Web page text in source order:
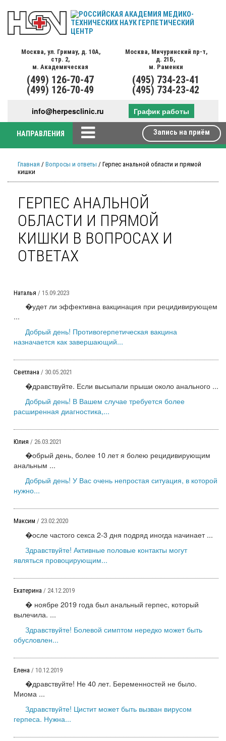
Москва, ул. Гримау, д. 10А,
стр. 2,
м. Академическая
(499) 126-70-47
(499) 126-70-49
Москва, Мичуринский пр-т,
д. 21Б,
м. Раменки
(495) 734-23-41
(495) 734-23-42
info@herpesclinic.ru График работы
НАПРАВЛЕНИЯ Запись на приём
Главная / Вопросы и ответы / Герпес анальной области и прямой
кишки
ГЕРПЕС АНАЛЬНОЙ
ОБЛАСТИ И ПРЯМОЙ
КИШКИ В ВОПРОСАХ И
ОТВЕТАХ
Наталья / 15.09.2023
�удет ли эффективна вакцинация при рецидивирующем
...
Добрый день! Противогерпетическая вакцина
назначается как завершающий...
Светлана / 30.05.2021
�дравствуйте. Если высыпали прыши около анального ...
Добрый день! В Вашем случае требуется более
расширенная диагностика,...
Юлия / 26.03.2021
�обрый день, более 10 лет я болею рецидивирующим
анальным ...
Добрый день! У Вас очень непростая ситуация, в которой
нужно...
Максим / 23.02.2020
�осле частого секса 2-3 дня подряд иногда начинает ...
Здравствуйте! Активные половые контакты могут
являться провоцирующим...
Екатерина / 24.12.2019
� ноябре 2019 года был анальный герпес, который
вылечила. ...
Здравствуйте! Болевой симптом нередко может быть
обусловлен...
Елена / 10.12.2019
�дравствуйте! Не 40 лет. Беременностей не было.
Миома ...
Здравствуйте! Цистит может быть вызван вирусом
герпеса. Нужна...